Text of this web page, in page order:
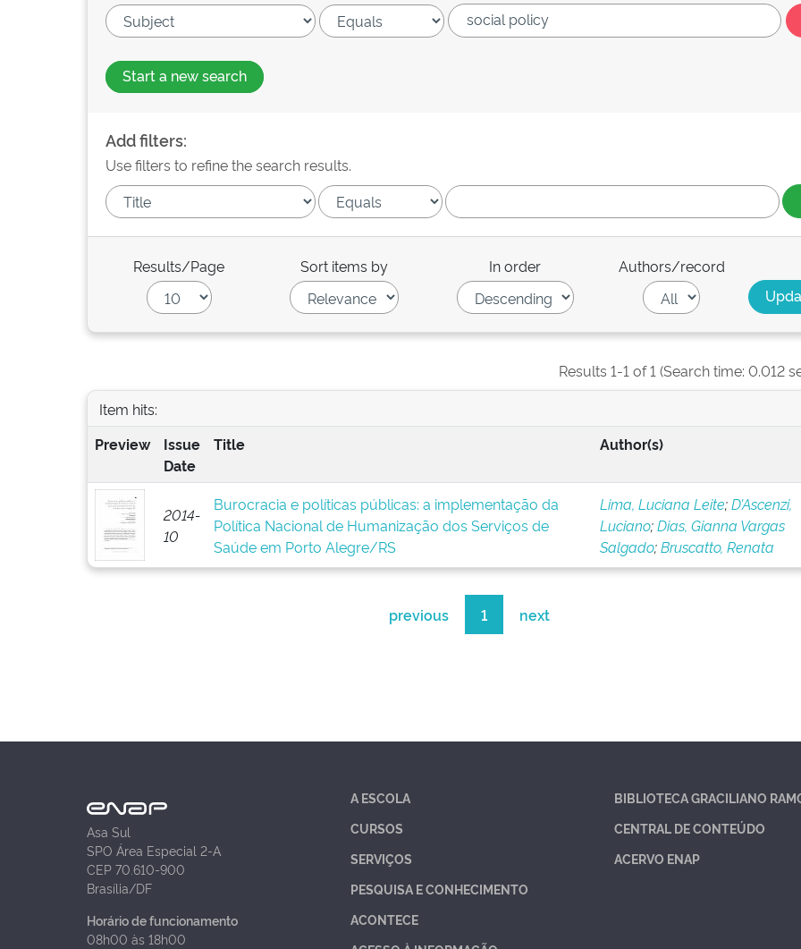
Start a new search
Add filters:
Use filters to refine the search results.
Results/Page Sort items by In order Authors/record
Results 1-1 of 1 (Search time: 0.012
Item hits:
Preview
Issue
Date
Title Author(s)
2014-
10
Burocracia e políticas públicas: a implementação da
Política Nacional de Humanização dos Serviços de
Saúde em Porto Alegre/RS
Lima, Luciana Leite;D’Ascenzi,
Luciano;Dias, Gianna Vargas
Salgado;Bruscatto, Renata
previous 1 next
Asa Sul
SPO Área Especial 2-A
CEP 70.610-900
Brasília/DF
Horário de funcionamento
08h00 às 18h00
A ESCOLA
CURSOS
SERVIÇOS
PESQUISA E CONHECIMENTO
ACONTECE
BIBLIOTECA GRACILIANO
CENTRAL DE CONTEÚDO
ACERVO ENAP